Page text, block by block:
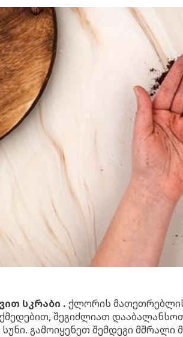
სკრაბი . ქლორის მათეთრებლის
შეგიძლიათ
გამოიყენეთ შემდეგი მშრალი